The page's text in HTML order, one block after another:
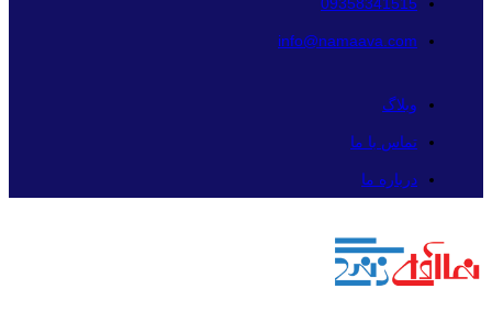
info@namaava.com
وبلاگ
تماس با ما
درباره ما